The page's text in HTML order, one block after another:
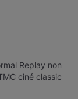
Replay non
ciné classic